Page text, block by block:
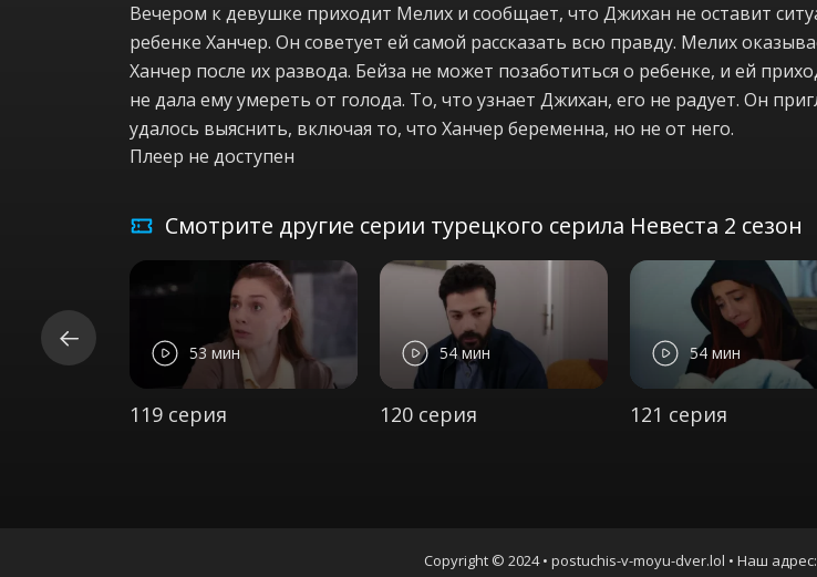
Вечером к девушке приходит Мелих и сообщает, что Джихан не оставит
ребенке Ханчер. Он советует ей самой рассказать всю правду. Мелих
Ханчер после их развода. Бейза не может позаботиться о ребенке, и ей
не дала ему умереть от голода. То, что узнает Джихан, его не радует. Он
удалось выяснить, включая то, что Ханчер беременна, но не от него.
Плеер не доступен
Смотрите другие серии турецкого серила Невеста 2 сезон
53 мин
119 серия
54 мин
120 серия
54 мин
121 серия
Copyright © 2024 • postuchis-v-moyu-dver.lol • Наш